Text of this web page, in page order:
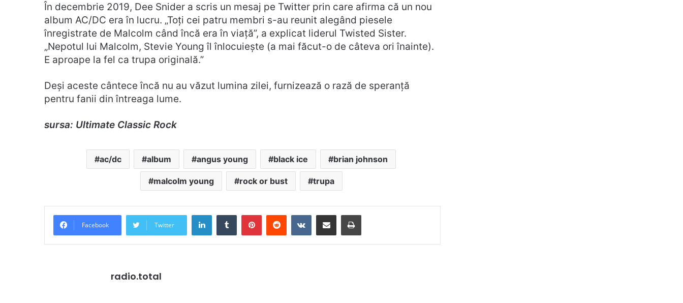
În decembrie 2019, Dee Snider a scris un mesaj pe Twitter prin care afirma că un nou
album AC/DC era în lucru. „Toți cei patru membri s-au reunit alegând piesele
înregistrate de Malcolm când încă era în viață”, a explicat liderul Twisted Sister.
„Nepotul lui Malcolm, Stevie Young îl înlocuiește (a mai făcut-o de câteva ori înainte).
E aproape la fel ca trupa originală.”
Deși aceste cântece încă nu au văzut lumina zilei, furnizează o rază de speranță
pentru fanii din întreaga lume.
sursa: Ultimate Classic Rock
ac/dc album angus young black ice brian johnson
malcolm young rock or bust trupa
Facebook Twitter
LinkedInTumblrPinterestRedditVKontakte
Distribuie prin mail Tipărește
radio.total